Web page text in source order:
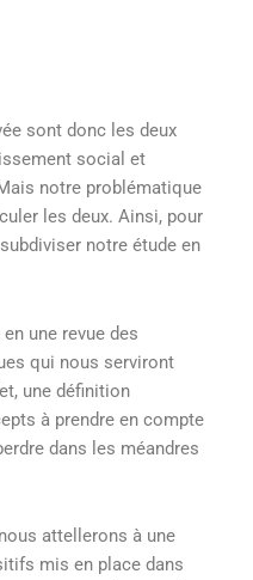
sont donc les deux
social et
notre problématique
les deux. Ainsi, pour
notre étude en
une revue des
qui nous serviront
une définition
à prendre en compte
dans les méandres
attellerons à une
mis en place dans